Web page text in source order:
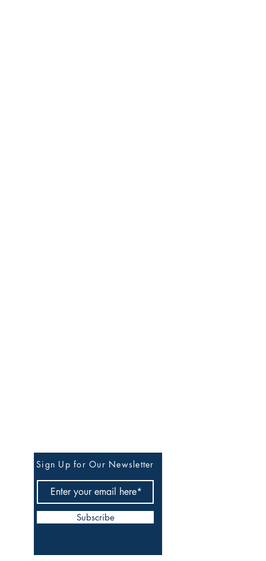
Sign Up for Our Newsletter
Subscribe